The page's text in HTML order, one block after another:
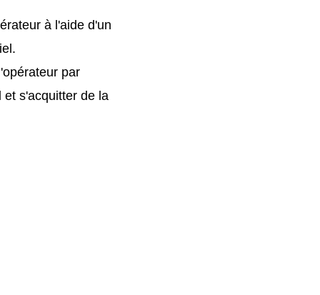
à l'aide d'un
par
s'acquitter de la